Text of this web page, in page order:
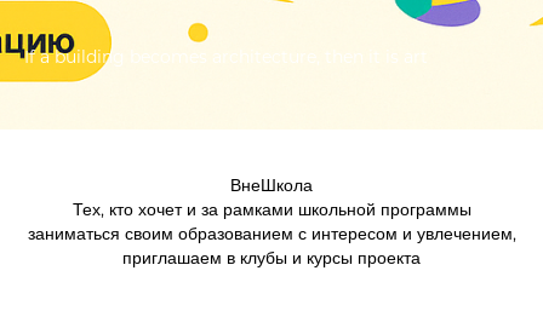
If a building becomes architecture, then it is art
ВнеШкола
Тех, кто хочет и за рамками школьной программы
заниматься своим образованием с интересом и увлечением,
приглашаем в клубы и курсы проекта